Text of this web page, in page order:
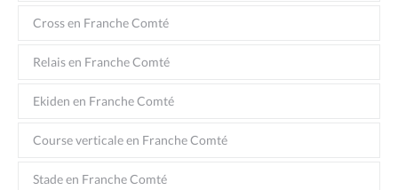
Cross en Franche Comté
Relais en Franche Comté
Ekiden en Franche Comté
Course verticale en Franche Comté
Stade en Franche Comté